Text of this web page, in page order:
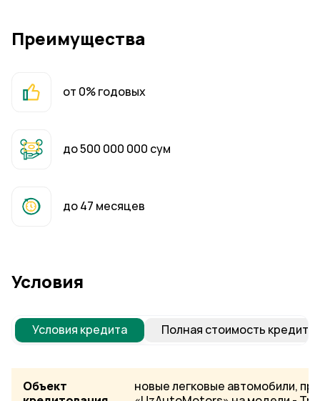
Преимущества
от 0% годовых
до 500 000 000 сум
до 47 месяцев
Условия
Условия кредита Полная стоимость кредита
Объект
новые легковые автомобили,